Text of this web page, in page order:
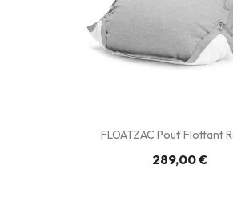
FLOATZAC Pouf Flottant
289,00 €